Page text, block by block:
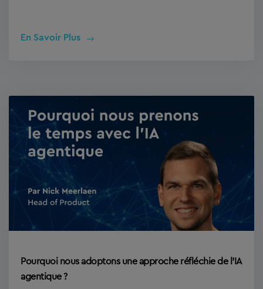
En Savoir Plus
Pourquoi nous adoptons une approche réfléchie de l’IA
agentique ?